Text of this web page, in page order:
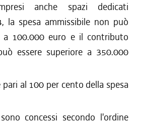
anche spazi dedicati
la spesa ammissibile non può
a 100.000 euro e il contributo
essere superiore a 350.000
al 100 per cento della spesa
concessi secondo l'ordine